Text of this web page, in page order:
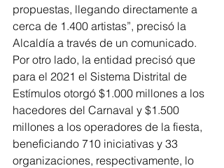
propuestas, llegando directamente a
cerca de 1.400 artistas”, precisó la
Alcaldía a través de un comunicado.
Por otro lado, la entidad precisó que
para el 2021 el Sistema Distrital de
Estímulos otorgó $1.000 millones a los
hacedores del Carnaval y $1.500
millones a los operadores de la fiesta,
beneficiando 710 iniciativas y 33
organizaciones, respectivamente, lo